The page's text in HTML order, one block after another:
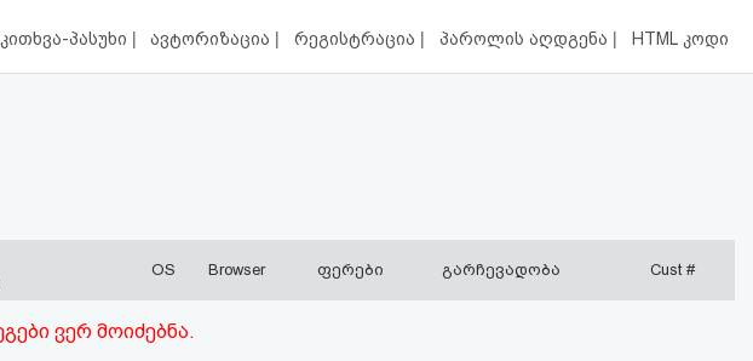
კითხვა-პასუხი | ავტორიზაცია | რეგისტრაცია | პაროლის აღდგენა | HTML კოდი
OS Browser ფერები გარჩევადობა Cust #
ვერ მოიძებნა.